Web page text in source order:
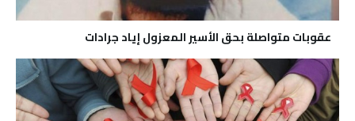
عقوبات متواصلة بحق الأسير المعزول إياد جرادات